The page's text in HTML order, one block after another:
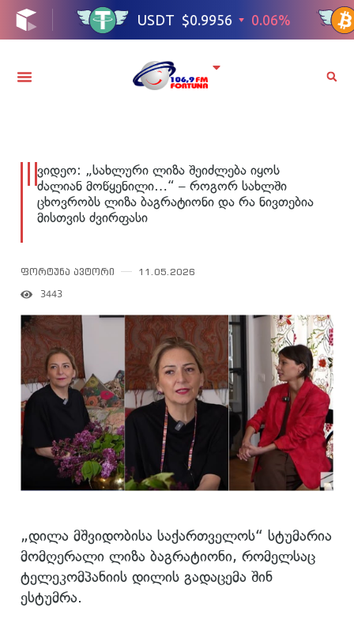
ვიდეო: „სახლური ლიზა შეიძლება იყოს
ძალიან მოწყენილი…“ – როგორ სახლში
ცხოვრობს ლიზა ბაგრატიონი და რა ნივთებია
მისთვის ძვირფასი
ფორტუნა ავტორი 11.05.2026
3443
„დილა მშვიდობისა საქართველოს“ სტუმარია
მომღერალი ლიზა ბაგრატიონი, რომელსაც
ტელეკომპანიის დილის გადაცემა შინ
ესტუმრა.